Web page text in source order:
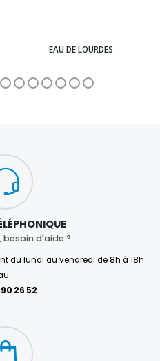
EAU DE LOURDES
besoin d'aide ?
du lundi au vendredi de 8h à 18h
:
26 52